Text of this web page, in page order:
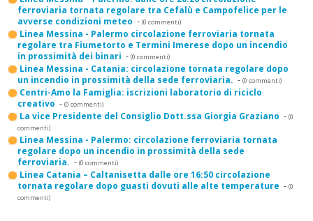
ferroviaria tornata regolare tra Cefalù e Campofelice per le
avverse condizioni meteo - (0 commenti)
Linea Messina - Palermo circolazione ferroviaria tornata
regolare tra Fiumetorto e Termini Imerese dopo un incendio
in prossimità dei binari - (0 commenti)
Linea Messina - Catania: circolazione tornata regolare dopo
un incendio in prossimità della sede ferroviaria. - (0 commenti)
Centri-Amo la Famiglia: iscrizioni laboratorio di riciclo
creativo - (0 commenti)
La vice Presidente del Consiglio Dott.ssa Giorgia Graziano - (0
commenti)
Linea Messina - Palermo: circolazione ferroviaria tornata
regolare dopo un incendio in prossimità della sede
ferroviaria. - (0 commenti)
Linea Catania – Caltanisetta dalle ore 16:50 circolazione
tornata regolare dopo guasti dovuti alle alte temperature - (0
commenti)